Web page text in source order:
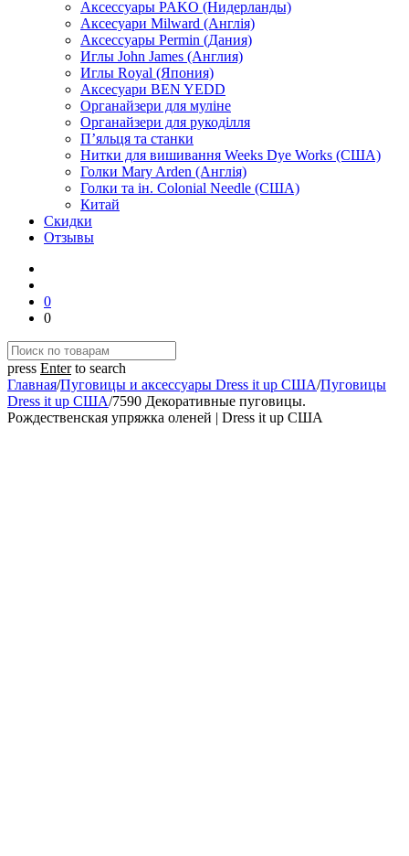
Аксессуары PAKO (Нидерланды)
Аксесуари Milward (Англія)
Аксессуары Permin (Дания)
Иглы John James (Англия)
Иглы Royal (Япония)
Аксесуари BEN YEDD
Органайзери для муліне
Органайзери для рукоділля
П’яльця та станки
Нитки для вишивання Weeks Dye Works (США)
Голки Mary Arden (Англія)
Голки та ін. Colonial Needle (США)
Китай
Скидки
Отзывы
0
0
press Enterto search
Главная/Пуговицы и аксессуары Dress it up США/Пуговицы
Dress it up США/7590 Декоративные пуговицы.
Рождественская упряжка оленей | Dress it up США